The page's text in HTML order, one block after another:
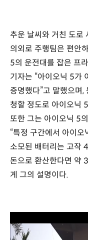
추운 날씨와 거친 도로
의외로 주행팀은 편안
5의 운전대를 잡은 프
기자는 “아이오닉 5가
증명했다”고 말했으며
청할 정도로 아이오닉
또한 그는 아이오닉 5
“특정 구간에서 아이
소모된 배터리는 고작
돈으로 환산한다면 약
게 그의 설명이다.